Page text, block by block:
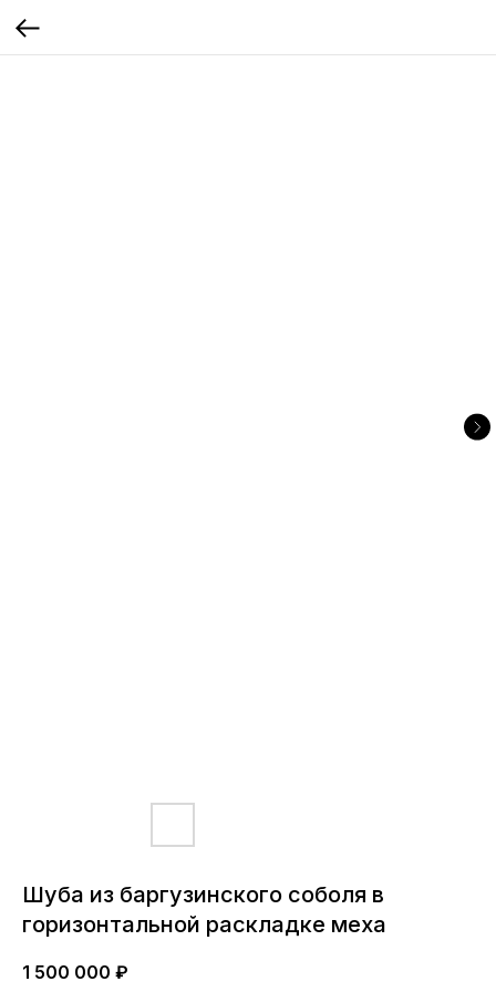
Шуба из баргузинского соболя в
горизонтальной раскладке меха
1 500 000 ₽